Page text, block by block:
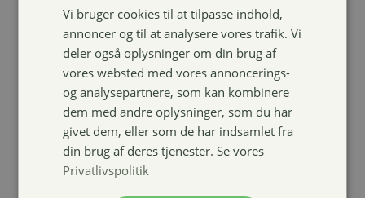
Fold grime
med velcro-
sort
59,00kr.
Nathalie
Mouth Fix
109,00kr.
Vi bruger cookies til at tilpasse indhold,
annoncer og til at analysere vores trafik. Vi
deler også oplysninger om din brug af
vores websted med vores annoncerings-
og analysepartnere, som kan kombinere
dem med andre oplysninger, som du har
givet dem, eller som de har indsamlet fra
din brug af deres tjenester. Se vores
Privatlivspolitik